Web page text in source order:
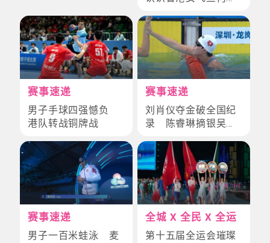
赛事速递
男子手球四强憾负
港队转战铜牌战
赛事速递
刘肖仪夺金破全国纪
录 陈睿琳摘银吴卓
赛事速递
男子一百米蛙泳 麦
全城 X 全民 X 全运
第十五届全运会璀璨